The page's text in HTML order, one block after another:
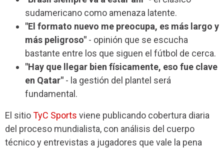
sudamericano como amenaza latente.
"El formato nuevo me preocupa, es más largo y
más peligroso" - opinión que se escucha
bastante entre los que siguen el fútbol de cerca.
"Hay que llegar bien físicamente, eso fue clave
en Qatar" - la gestión del plantel será
fundamental.
El sitioTyC Sports viene publicando cobertura diaria
del proceso mundialista, con análisis del cuerpo
técnico y entrevistas a jugadores que vale la pena